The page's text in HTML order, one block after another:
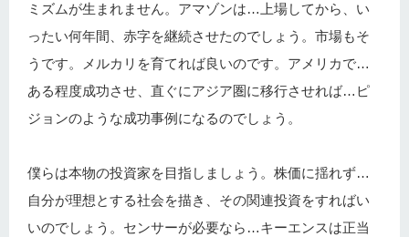
ミズムが生まれません。アマゾンは…上場してから、い
ったい何年間、赤字を継続させたのでしょう。市場もそ
うです。メルカリを育てれば良いのです。アメリカで…
ある程度成功させ、直ぐにアジア圏に移行させれば…ピ
ジョンのような成功事例になるのでしょう。
僕らは本物の投資家を目指しましょう。株価に揺れず…
自分が理想とする社会を描き、その関連投資をすればい
いのでしょう。センサーが必要なら…キーエンスは正当